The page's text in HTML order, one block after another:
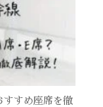
すすめ座席を徹